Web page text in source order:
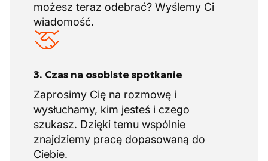
możesz teraz odebrać? Wyślemy Ci
wiadomość.
3. Czas na osobiste spotkanie
Zaprosimy Cię na rozmowę i
wysłuchamy, kim jesteś i czego
szukasz. Dzięki temu wspólnie
znajdziemy pracę dopasowaną do
Ciebie.